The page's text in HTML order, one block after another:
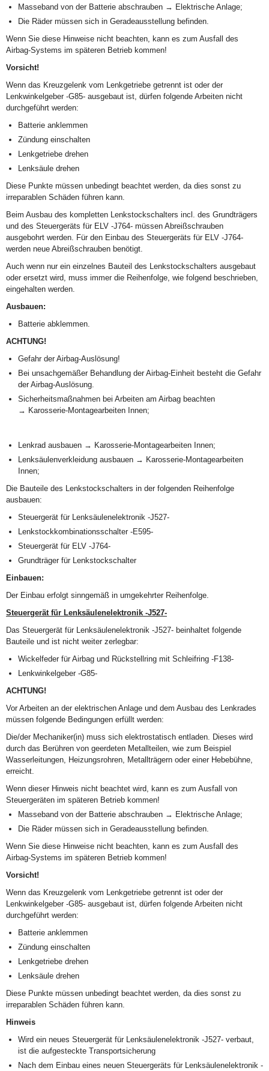
Masseband von der Batterie abschrauben → Elektrische Anlage;
Die Räder müssen sich in Geradeausstellung befinden.
Wenn Sie diese Hinweise nicht beachten, kann es zum Ausfall des
Airbag-Systems im späteren Betrieb kommen!
Vorsicht!
Wenn das Kreuzgelenk vom Lenkgetriebe getrennt ist oder der
Lenkwinkelgeber -G85- ausgebaut ist, dürfen folgende Arbeiten nicht
durchgeführt werden:
Batterie anklemmen
Zündung einschalten
Lenkgetriebe drehen
Lenksäule drehen
Diese Punkte müssen unbedingt beachtet werden, da dies sonst zu
irreparablen Schäden führen kann.
Beim Ausbau des kompletten Lenkstockschalters incl. des Grundträgers
und des Steuergeräts für ELV -J764- müssen Abreißschrauben
ausgebohrt werden. Für den Einbau des Steuergeräts für ELV -J764-
werden neue Abreißschrauben benötigt.
Auch wenn nur ein einzelnes Bauteil des Lenkstockschalters ausgebaut
oder ersetzt wird, muss immer die Reihenfolge, wie folgend beschrieben,
eingehalten werden.
Ausbauen:
Batterie abklemmen.
ACHTUNG!
Gefahr der Airbag-Auslösung!
Bei unsachgemäßer Behandlung der Airbag-Einheit besteht die Gefahr
der Airbag-Auslösung.
Sicherheitsmaßnahmen bei Arbeiten am Airbag beachten
→ Karosserie-Montagearbeiten Innen;
Lenkrad ausbauen → Karosserie-Montagearbeiten Innen;
Lenksäulenverkleidung ausbauen → Karosserie-Montagearbeiten
Innen;
Die Bauteile des Lenkstockschalters in der folgenden Reihenfolge
ausbauen:
Steuergerät für Lenksäulenelektronik -J527-
Lenkstockkombinationsschalter -E595-
Steuergerät für ELV -J764-
Grundträger für Lenkstockschalter
Einbauen:
Der Einbau erfolgt sinngemäß in umgekehrter Reihenfolge.
Steuergerät für Lenksäulenelektronik -J527-
Das Steuergerät für Lenksäulenelektronik -J527- beinhaltet folgende
Bauteile und ist nicht weiter zerlegbar:
Wickelfeder für Airbag und Rückstellring mit Schleifring -F138-
Lenkwinkelgeber -G85-
ACHTUNG!
Vor Arbeiten an der elektrischen Anlage und dem Ausbau des Lenkrades
müssen folgende Bedingungen erfüllt werden:
Die/der Mechaniker(in) muss sich elektrostatisch entladen. Dieses wird
durch das Berühren von geerdeten Metallteilen, wie zum Beispiel
Wasserleitungen, Heizungsrohren, Metallträgern oder einer Hebebühne,
erreicht.
Wenn dieser Hinweis nicht beachtet wird, kann es zum Ausfall von
Steuergeräten im späteren Betrieb kommen!
Masseband von der Batterie abschrauben → Elektrische Anlage;
Die Räder müssen sich in Geradeausstellung befinden.
Wenn Sie diese Hinweise nicht beachten, kann es zum Ausfall des
Airbag-Systems im späteren Betrieb kommen!
Vorsicht!
Wenn das Kreuzgelenk vom Lenkgetriebe getrennt ist oder der
Lenkwinkelgeber -G85- ausgebaut ist, dürfen folgende Arbeiten nicht
durchgeführt werden:
Batterie anklemmen
Zündung einschalten
Lenkgetriebe drehen
Lenksäule drehen
Diese Punkte müssen unbedingt beachtet werden, da dies sonst zu
irreparablen Schäden führen kann.
Hinweis
Wird ein neues Steuergerät für Lenksäulenelektronik -J527- verbaut,
ist die aufgesteckte Transportsicherung
Nach dem Einbau eines neuen Steuergeräts für Lenksäulenelektronik -